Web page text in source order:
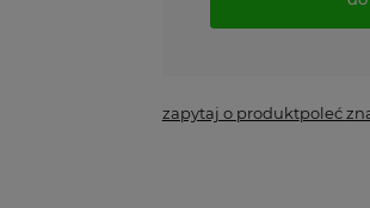
zapytaj o produktpoleć